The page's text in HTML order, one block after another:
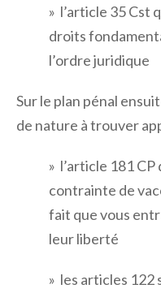
» l’article 35 Cst
droits
l’ordre juridique
Sur le plan pénal
de nature à trouver
» l’article 181
contrainte de
fait que vous
leur liberté
» les articles 122